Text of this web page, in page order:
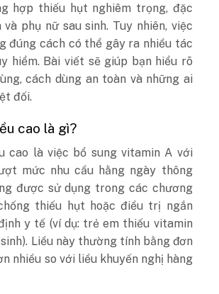
hợp thiếu hụt nghiêm trọng, đặc
phụ nữ sau sinh. Tuy nhiên, việc
đúng cách có thể gây ra nhiều tác
hiểm. Bài viết sẽ giúp bạn hiểu rõ
cách dùng an toàn và những ai
đối.
cao là gì?
cao là việc bổ sung vitamin A với
mức nhu cầu hằng ngày thông
được sử dụng trong các chương
thiếu hụt hoặc điều trị ngắn
y tế (ví dụ: trẻ em thiếu vitamin
Liều này thường tính bằng đơn
nhiều so với liều khuyến nghị hàng